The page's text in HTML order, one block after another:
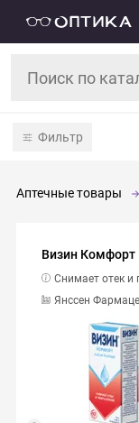
Аптечные товары
Фильтр
Визин Комфорт
Янссен
Снимает отек и